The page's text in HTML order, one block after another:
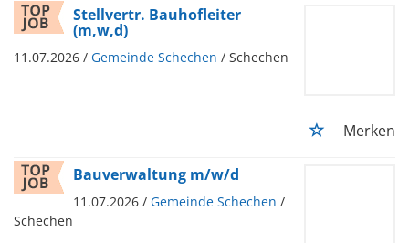
Stellvertr. Bauhofleiter
(m,w,d)
11.07.2026 / Gemeinde Schechen / Schechen
Merken
Bauverwaltung m/w/d
11.07.2026 / Gemeinde Schechen /
Schechen